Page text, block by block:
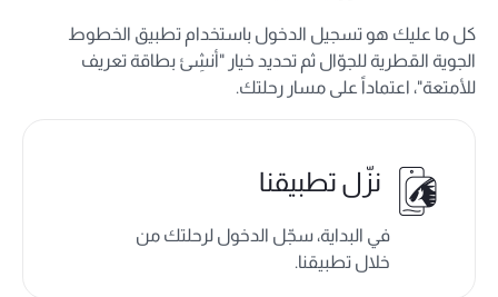
كل ما عليك هو تسجيل الدخول باستخدام تطبيق الخطوط
الجوية القطرية للجوّال ثم تحديد خيار "أنشِئ بطاقة تعريف
للأمتعة"، اعتماداً على مسار رحلتك.
نزّل تطبيقنا
في البداية، سجّل الدخول لرحلتك من
خلال تطبيقنا.